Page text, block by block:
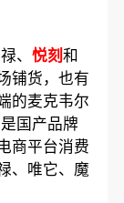
、 悦刻和
铺货，也有
的麦克韦尔
国产品牌
商平台消费
、唯它、魔